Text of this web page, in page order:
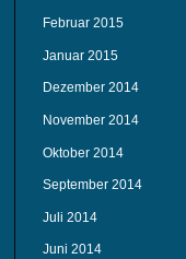
Februar 2015
Januar 2015
Dezember 2014
November 2014
Oktober 2014
September 2014
Juli 2014
Juni 2014